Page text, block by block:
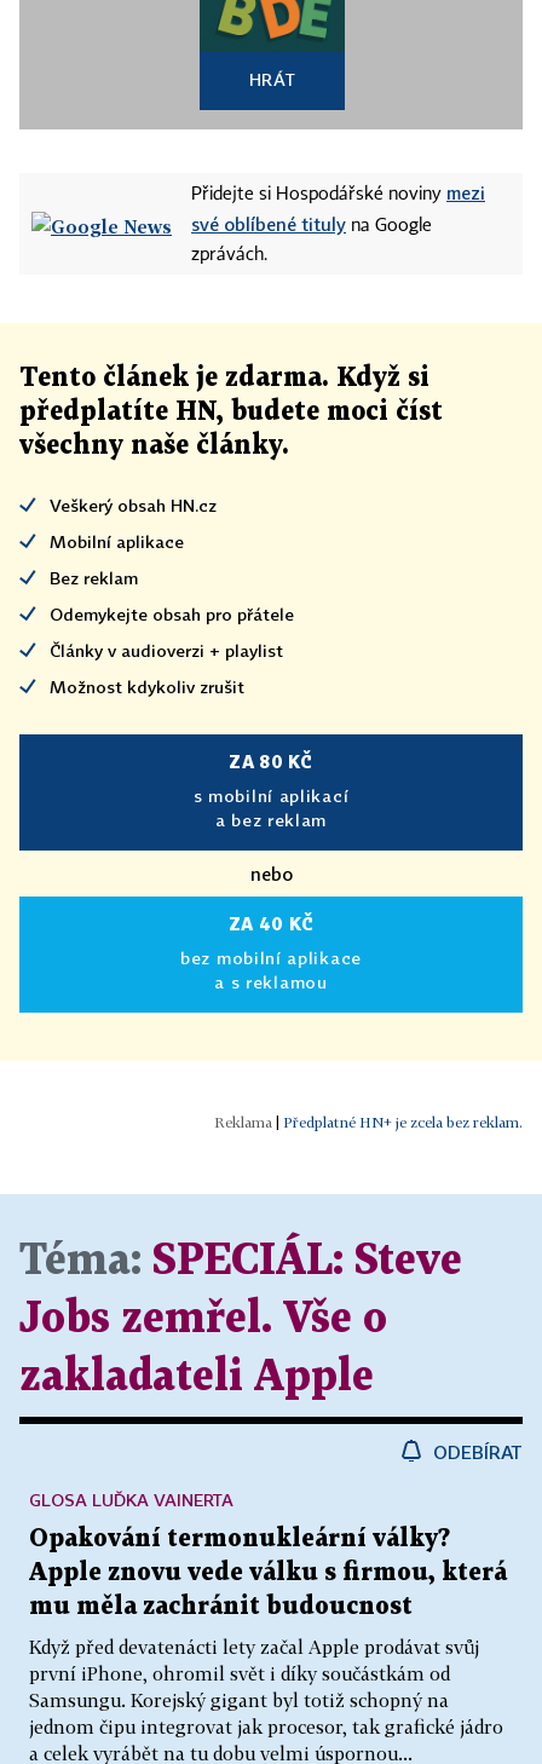
HRÁT
Přidejte si Hospodářské noviny mezi
své oblíbené tituly na Google
zprávách.
Tento článek je zdarma. Když si
předplatíte HN, budete moci číst
všechny naše články.
Veškerý obsah HN.cz
Mobilní aplikace
Bez reklam
Odemykejte obsah pro přátele
Články v audioverzi + playlist
Možnost kdykoliv zrušit
ZA 80 KČ
s mobilní aplikací
a bez reklam
nebo
ZA 40 KČ
bez mobilní aplikace
a s reklamou
Předplatné HN+ je zcela bez reklam.
Téma: SPECIÁL: Steve
Jobs zemřel. Vše o
zakladateli Apple
ODEBÍRAT
Opakování termonukleární války?
Apple znovu vede válku s firmou, která
mu měla zachránit budoucnost
Když před devatenácti lety začal Apple prodávat svůj
první iPhone, ohromil svět i díky součástkám od
Samsungu. Korejský gigant byl totiž schopný na
jednom čipu integrovat jak procesor, tak grafické jádro
a celek vyrábět na tu dobu velmi úspornou...
GLOSA LUĎKA VAINERTA